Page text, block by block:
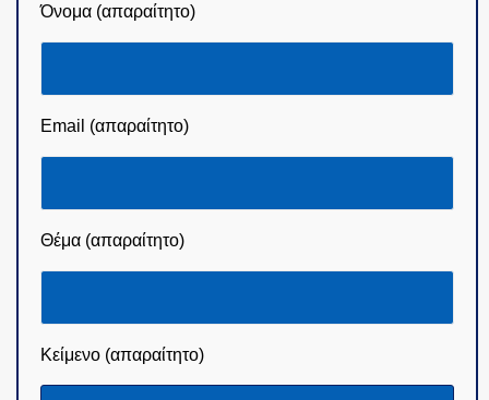
Όνομα (απαραίτητο)
Email (απαραίτητο)
Θέμα (απαραίτητο)
Κείμενο (απαραίτητο)